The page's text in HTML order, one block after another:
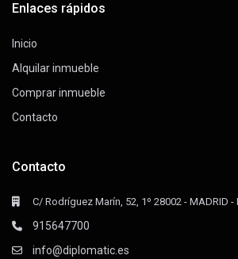
Enlaces rápidos
Inicio
Alquilar inmueble
Comprar inmueble
Contacto
Contacto
C/ Rodríguez Marín, 52, 1º 28002 - MADRID -
915647700
info@diplomatic.es